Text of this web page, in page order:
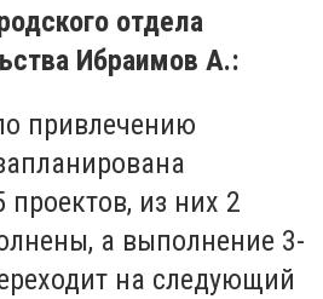
отдела
Ибраимов А.:
привлечению
проектов, из них 2
а выполнение 3-
на следующий